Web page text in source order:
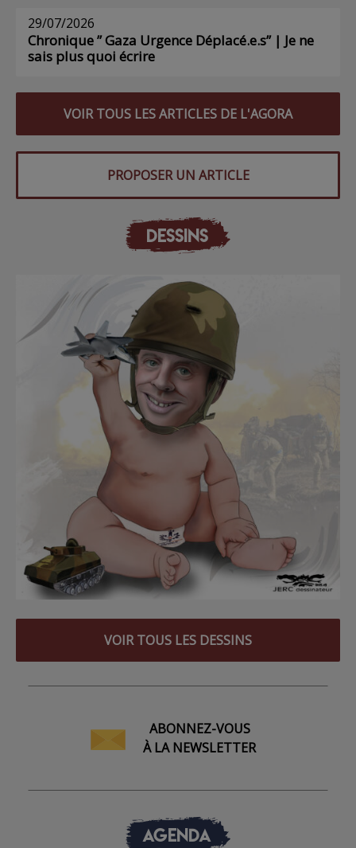
29/07/2026
Chronique ” Gaza Urgence Déplacé.e.s” | Je ne
sais plus quoi écrire
VOIR TOUS LES ARTICLES DE L'AGORA
PROPOSER UN ARTICLE
DESSINS
VOIR TOUS LES DESSINS
ABONNEZ-VOUS
À LA NEWSLETTER
AGENDA